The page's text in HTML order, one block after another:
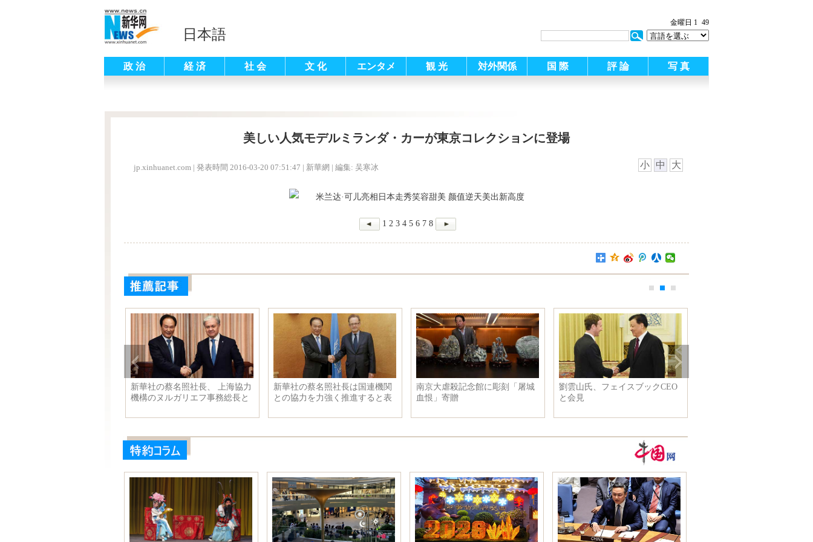
日本語
金曜日 1 49
政 治 経 済 社 会 文 化 エンタメ 観 光 対外関係 国 際 評 論 写 真
美しい人気モデルミランダ・カーが東京コレクションに登場
jp.xinhuanet.com | 発表時間 2016-03-20 07:51:47 | 新華網 | 編集: 吴寒冰 小 中 大
1 2 3 4 5 6 7 8
新華社の蔡名照社長、 上海協力
機構のヌルガリエフ事務総長と
新華社の蔡名照社長は国連機関
との協力を力強く推進すると表
南京大虐殺記念館に彫刻「屠城
血恨」寄贈
劉雲山氏、フェイスブックCEO
と会見